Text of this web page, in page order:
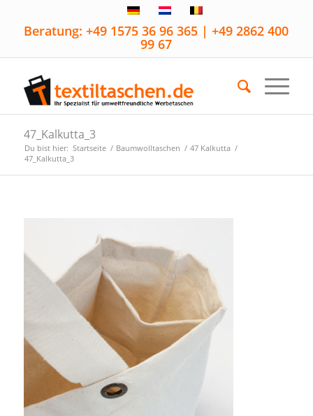
Beratung: +49 1575 36 96 365 | +49 2862 400
99 67
47_Kalkutta_3
Du bist hier: Startseite / Baumwolltaschen / 47 Kalkutta /
47_Kalkutta_3